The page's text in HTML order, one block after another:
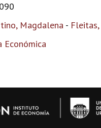
Magdalena -
Económica